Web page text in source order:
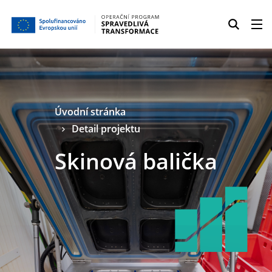
Úvodní stránka
Detail projektu
Skinová balička